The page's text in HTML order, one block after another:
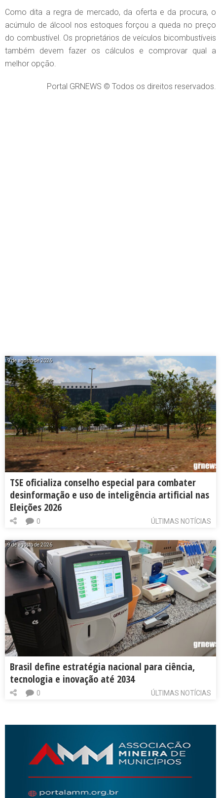
Como dita a regra de mercado, da oferta e da procura, o
acúmulo de álcool nos estoques forçou a queda no preço
do combustível. Os proprietários de veículos bicombustíveis
também devem fazer os cálculos e comprovar qual a
melhor opção.
Portal GRNEWS © Todos os direitos reservados.
9 de agosto de 2026
TSE oficializa conselho especial para combater
desinformação e uso de inteligência artificial nas
Eleições 2026
ÚLTIMAS NOTÍCIAS
0
9 de agosto de 2026
Brasil define estratégia nacional para ciência,
tecnologia e inovação até 2034
ÚLTIMAS NOTÍCIAS
0